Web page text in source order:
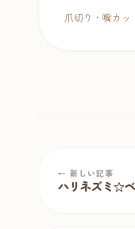
爪切り・嘴カッ
← 新しい記事
ハリネズミ☆